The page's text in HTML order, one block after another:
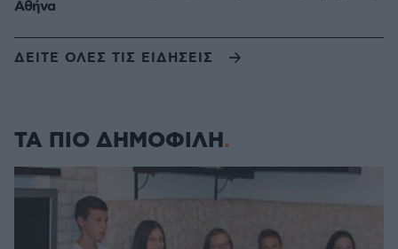
Αθήνα
ΔΕΙΤΕ ΟΛΕΣ ΤΙΣ ΕΙΔΗΣΕΙΣ
ΤΑ ΠΙΟ ΔΗΜΟΦΙΛΗ